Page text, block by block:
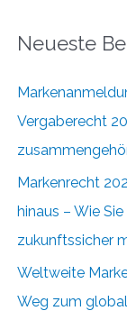
Neueste
Vergaberecht
Markenrecht
hinaus – Wie
zukunftssicher
Weltweite
Weg zum